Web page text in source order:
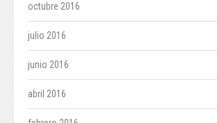
octubre 2016
julio 2016
junio 2016
abril 2016